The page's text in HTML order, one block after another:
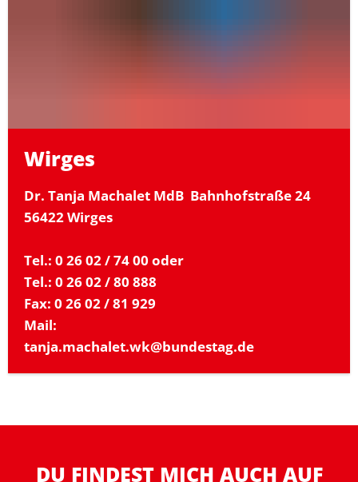
Wirges
Dr. Tanja Machalet MdB Bahnhofstraße 24
56422 Wirges
Tel.: 0 26 02 / 74 00 oder
Tel.: 0 26 02 / 80 888
Fax: 0 26 02 / 81 929
Mail:
tanja.machalet.wk@bundestag.de
DU FINDEST MICH AUCH AUF